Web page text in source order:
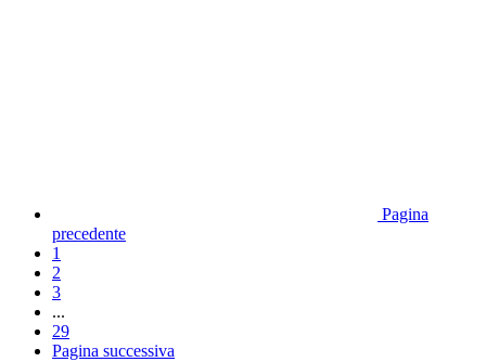
Pagina
precedente
1
2
3
...
29
Pagina successiva